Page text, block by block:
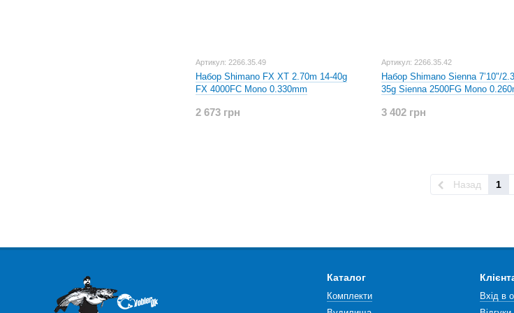
Артикул: 2266.35.49
Набор Shimano FX XT 2.70m 14-40g
FX 4000FC Mono 0.330mm
2 673 грн
Артикул: 2266.35.42
Набор Shimano Sienna 7’10"/
35g Sienna 2500FG Mono
3 402 грн
Назад 1
Каталог
Комплекти
Вхід в